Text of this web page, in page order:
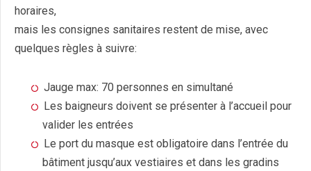
horaires,
mais les consignes sanitaires restent de mise, avec
quelques règles à suivre:
Jauge max: 70 personnes en simultané
Les baigneurs doivent se présenter à l’accueil pour
valider les entrées
Le port du masque est obligatoire dans l’entrée du
bâtiment jusqu’aux vestiaires et dans les gradins